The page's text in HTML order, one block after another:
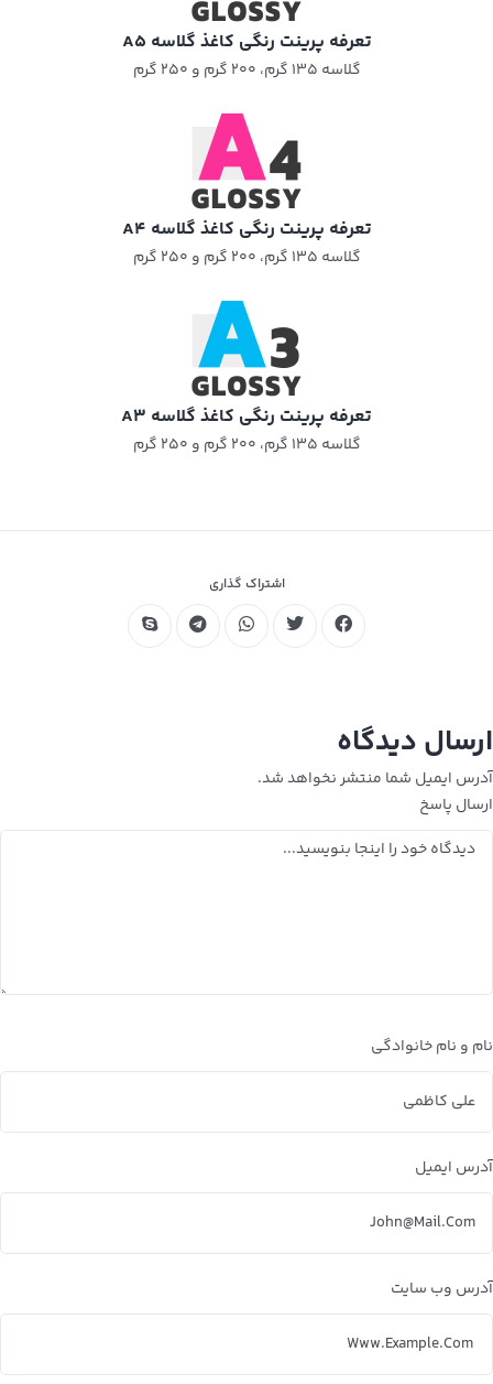
تعرفه پرینت رنگی کاغذ گلاسه A5
گلاسه ۱۳۵ گرم، ۲۰۰ گرم و ۲۵۰ گرم​
تعرفه پرینت رنگی کاغذ گلاسه A4
گلاسه ۱۳۵ گرم، ۲۰۰ گرم و ۲۵۰ گرم​
تعرفه پرینت رنگی کاغذ گلاسه A3
گلاسه ۱۳۵ گرم، ۲۰۰ گرم و ۲۵۰ گرم​
اشتراک گذاری
ارسال دیدگاه
آدرس ایمیل شما منتشر نخواهد شد.
ارسال پاسخ
نام و نام خانوادگی
آدرس ایمیل
آدرس وب سایت